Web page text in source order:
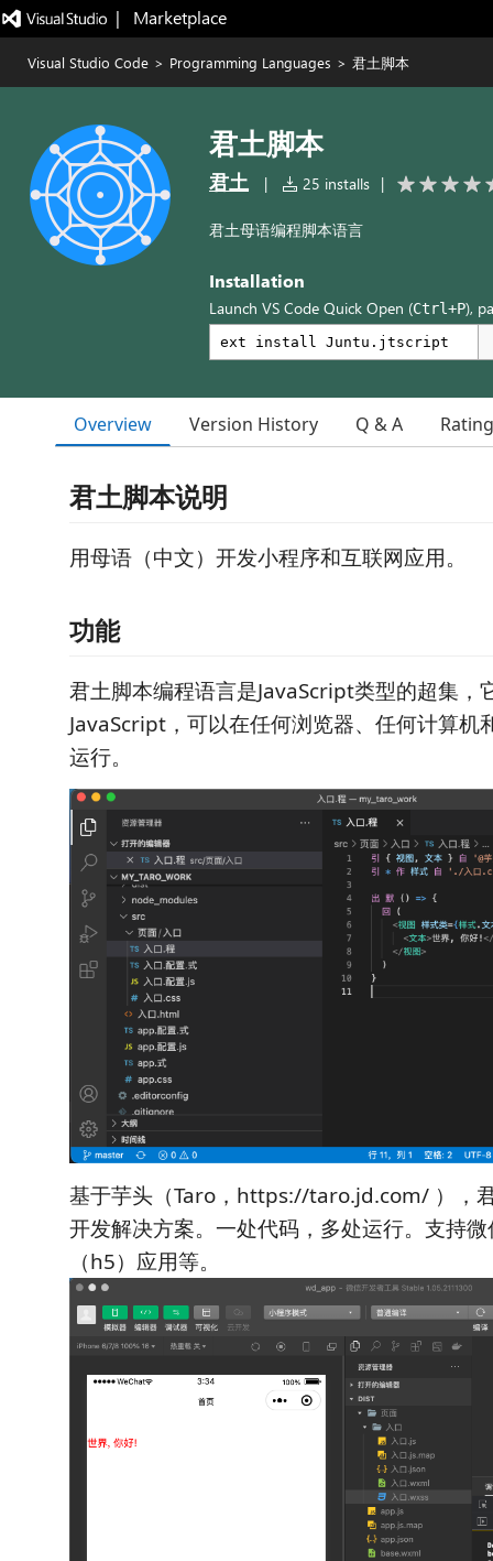
|   Marketplace
Visual Studio Code > Programming Languages > 君土脚本
君土脚本
君土 | 25 installs |
君土母语编程脚本语言
Installation
Launch VS Code Quick Open (Ctrl+P),
Overview Version History Q & A
君土脚本说明
用母语（中文）开发小程序和互联网应用。
功能
君土脚本编程语言是JavaScript类型的超集，
JavaScript，可以在任何浏览器、任何计算机
运行。
基于芋头（Taro，https://taro.jd.com/ ），
开发解决方案。一处代码，多处运行。支持
（h5）应用等。